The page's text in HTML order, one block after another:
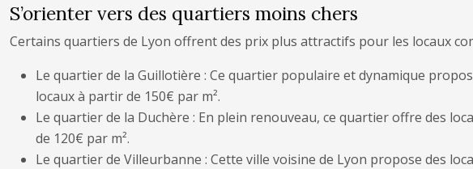
S’orienter vers des quartiers moins chers
Certains quartiers de Lyon offrent des prix plus attractifs pour les locaux
Le quartier de la Guillotière : Ce quartier populaire et dynamique
locaux à partir de 150€ par m².
Le quartier de la Duchère : En plein renouveau, ce quartier offre des
de 120€ par m².
Le quartier de Villeurbanne : Cette ville voisine de Lyon propose des